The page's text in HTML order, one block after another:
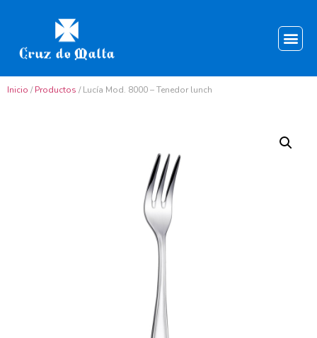
Inicio /Productos / Lucía Mod. 8000 – Tenedor lunch